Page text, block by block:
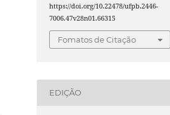
https://doi.org/10.22478/ufpb.2446-
7006.47v28n01.66315
Fomatos de Citação
EDIÇÃO